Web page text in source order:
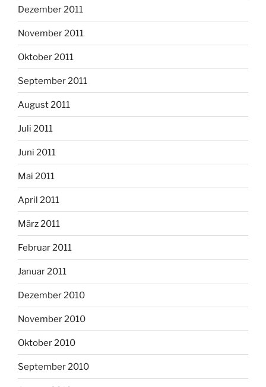
Dezember 2011
November 2011
Oktober 2011
September 2011
August 2011
Juli 2011
Juni 2011
Mai 2011
April 2011
März 2011
Februar 2011
Januar 2011
Dezember 2010
November 2010
Oktober 2010
September 2010